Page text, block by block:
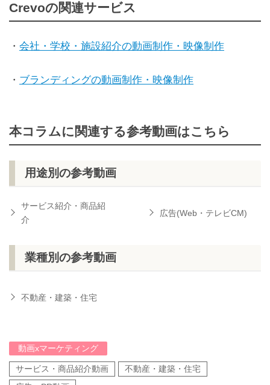
Crevoの関連サービス
・ 会社・学校・施設紹介の動画制作・映像制作
・ ブランディングの動画制作・映像制作
本コラムに関連する参考動画はこちら
用途別の参考動画
サービス紹介・商品紹
介
広告(Web・テレビCM)
業種別の参考動画
不動産・建築・住宅
動画xマーケティング
サービス・商品紹介動画
不動産・建築・住宅